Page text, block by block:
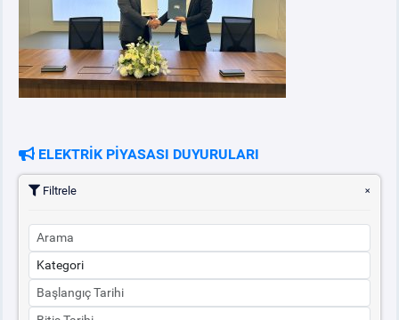
ELEKTRİK PİYASASI DUYURULARI
Filtrele